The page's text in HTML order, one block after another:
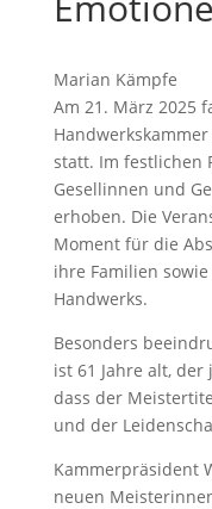
Marian Kämpfe
Am 21. März 2025
statt. Im festlichen
Gesellinnen und
erhoben. Die
Moment für die
ihre Familien
Handwerks.
Besonders
ist 61 Jahre alt,
dass der
und der
Kammerpräsident
neuen